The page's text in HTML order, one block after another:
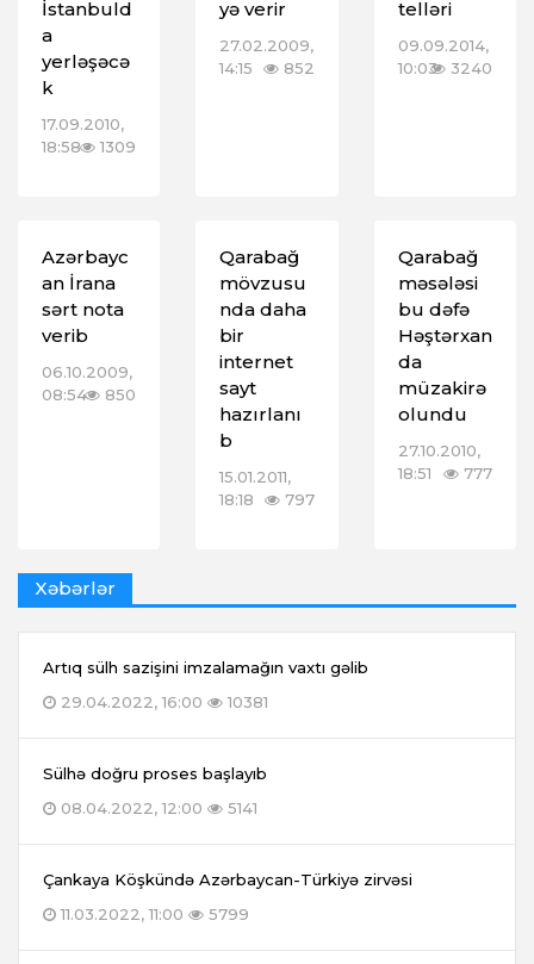
İstanbuld
a
yerləşəcə
k
17.09.2010,
18:58
1309
yə verir
27.02.2009,
14:15
852
telləri
09.09.2014,
10:03 3240
Azərbayc
an İrana
sərt nota
verib
06.10.2009,
08:54
850
Qarabağ
mövzusu
nda daha
bir
internet
sayt
hazırlanı
b
15.01.2011,
18:18
797
Qarabağ
məsələsi
bu dəfə
Həştərxan
da
müzakirə
olundu
27.10.2010,
18:51
777
Xəbərlər
Artıq sülh sazişini imzalamağın vaxtı gəlib
29.04.2022, 16:00
10381
Sülhə doğru proses başlayıb
08.04.2022, 12:00
5141
Çankaya Köşkündə Azərbaycan-Türkiyə zirvəsi
11.03.2022, 11:00
5799